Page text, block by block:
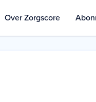
Over Zorgscore